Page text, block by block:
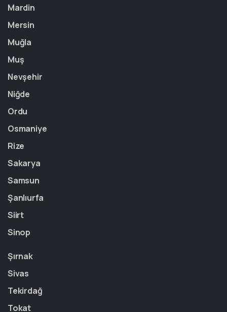
Mardin
Mersin
Muğla
Muş
Nevşehir
Niğde
Ordu
Osmaniye
Rize
Sakarya
Samsun
Şanlıurfa
Siirt
Sinop
Şırnak
Sivas
Tekirdağ
Tokat